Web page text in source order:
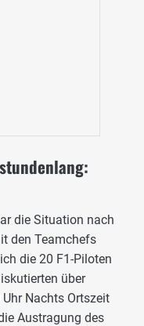
die Situation nach
den Teamchefs
die 20 F1-Piloten
über
Nachts Ortszeit
Austragung des